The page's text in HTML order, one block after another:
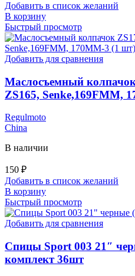
Добавить в список желаний
В корзину
Быстрый просмотр
Добавить для сравнения
Маслосъемный
ZS165, Senke,169FMM,
Regulmoto
China
В наличии
150 ₽
Добавить в список желаний
В корзину
Быстрый просмотр
Добавить для сравнения
Спицы Sport 003 21″
комплект 36шт